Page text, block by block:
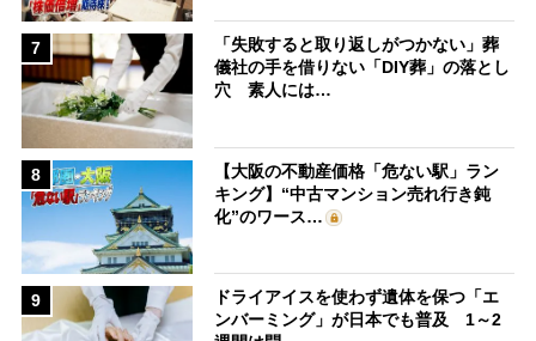
7
「失敗すると取り返しがつかない」葬
儀社の手を借りない「DIY葬」の落とし
穴 素人には…
8
【大阪の不動産価格「危ない駅」ラン
キング】“中古マンション売れ行き鈍
化”のワース…
9
ドライアイスを使わず遺体を保つ「エ
ンバーミング」が日本でも普及 1～2